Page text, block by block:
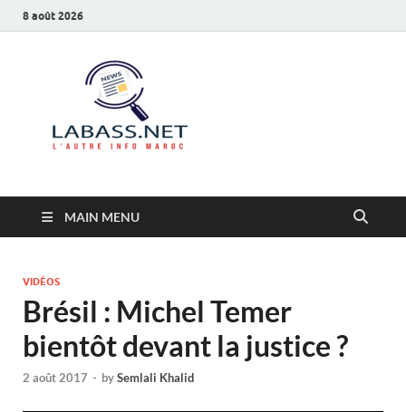
8 août 2026
MAIN MENU
VIDÉOS
Brésil : Michel Temer
bientôt devant la justice ?
2 août 2017 - bySemlali Khalid